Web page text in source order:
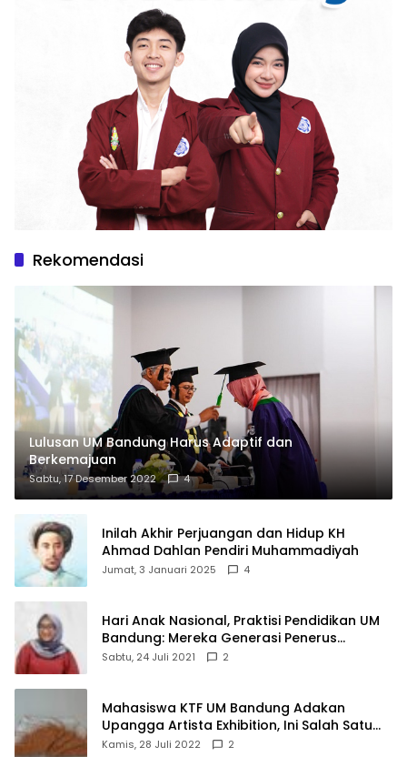
Rekomendasi
Lulusan UM Bandung Harus Adaptif dan
Berkemajuan
Sabtu, 17 Desember 2022 4
Inilah Akhir Perjuangan dan Hidup KH
Ahmad Dahlan Pendiri Muhammadiyah
Jumat, 3 Januari 2025 4
Hari Anak Nasional, Praktisi Pendidikan UM
Bandung: Mereka Generasi Penerus
Bangsa
Sabtu, 24 Juli 2021 2
Mahasiswa KTF UM Bandung Adakan
Upangga Artista Exhibition, Ini Salah Satu
Karyanya
Kamis, 28 Juli 2022 2